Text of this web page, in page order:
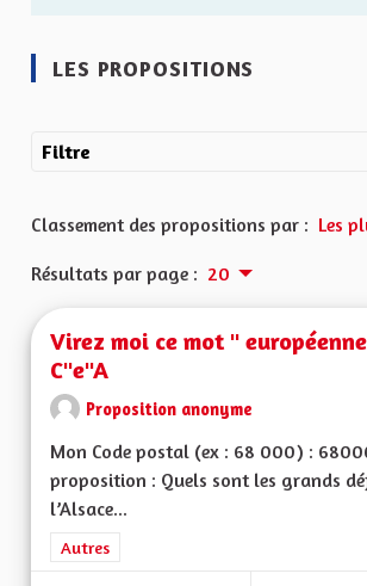
LES PROPOSITIONS
Filtre
Classement des propositions par : Les
Résultats par page : 20
Virez moi ce mot "
C"e"A
Proposition anonyme
Mon Code postal (ex : 68 000) :
proposition : Quels sont les grands
l’Alsace...
Filtrer les résultats de la catégorie :
Autres